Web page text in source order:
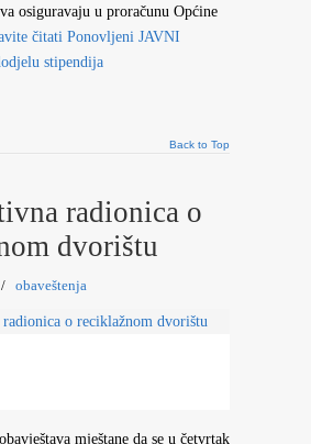
osiguravaju u proračunu Općine
čitati Ponovljeni JAVNI
stipendija
Back to Top
radionica o
dvorištu
/ obaveštenja
mještane da se u četvrtak